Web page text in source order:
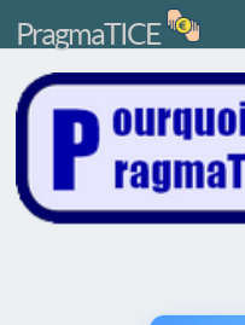
PragmaTICE